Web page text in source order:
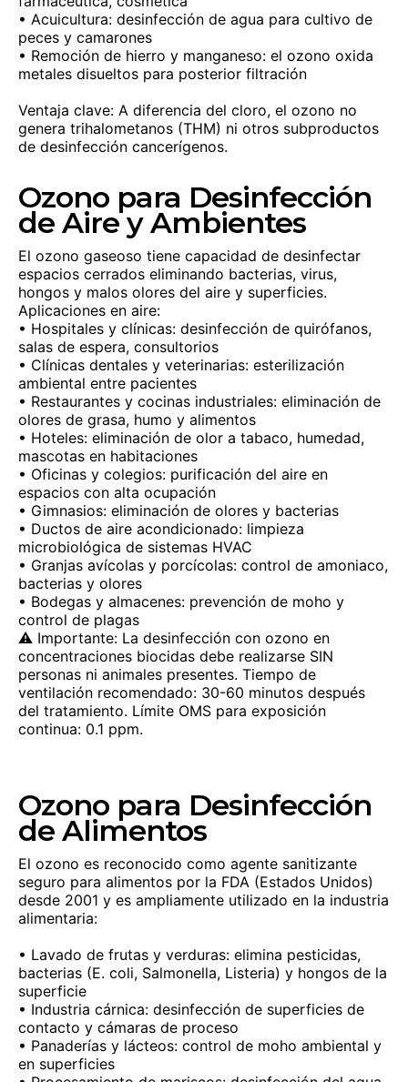
• Acuicultura: desinfección de agua para cultivo de
peces y camarones
• Remoción de hierro y manganeso: el ozono oxida
metales disueltos para posterior filtración
Ventaja clave: A diferencia del cloro, el ozono no
genera trihalometanos (THM) ni otros subproductos
de desinfección cancerígenos.
Ozono para Desinfección
de Aire y Ambientes
El ozono gaseoso tiene capacidad de desinfectar
espacios cerrados eliminando bacterias, virus,
hongos y malos olores del aire y superficies.
Aplicaciones en aire:
• Hospitales y clínicas: desinfección de quirófanos,
salas de espera, consultorios
• Clínicas dentales y veterinarias: esterilización
ambiental entre pacientes
• Restaurantes y cocinas industriales: eliminación de
olores de grasa, humo y alimentos
• Hoteles: eliminación de olor a tabaco, humedad,
mascotas en habitaciones
• Oficinas y colegios: purificación del aire en
espacios con alta ocupación
• Gimnasios: eliminación de olores y bacterias
• Ductos de aire acondicionado: limpieza
microbiológica de sistemas HVAC
• Granjas avícolas y porcícolas: control de amoniaco,
bacterias y olores
• Bodegas y almacenes: prevención de moho y
control de plagas
⚠️ Importante: La desinfección con ozono en
concentraciones biocidas debe realizarse SIN
personas ni animales presentes. Tiempo de
ventilación recomendado: 30-60 minutos después
del tratamiento. Límite OMS para exposición
continua: 0.1 ppm.
Ozono para Desinfección
de Alimentos
El ozono es reconocido como agente sanitizante
seguro para alimentos por la FDA (Estados Unidos)
desde 2001 y es ampliamente utilizado en la industria
alimentaria:
• Lavado de frutas y verduras: elimina pesticidas,
bacterias (E. coli, Salmonella, Listeria) y hongos de la
superficie
• Industria cárnica: desinfección de superficies de
contacto y cámaras de proceso
• Panaderías y lácteos: control de moho ambiental y
en superficies